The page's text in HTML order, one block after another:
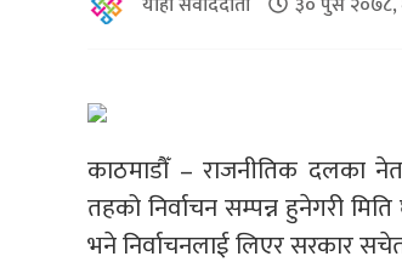
काठमाडौँ – राजनीतिक दलका
तहको निर्वाचन सम्पन्न हुनेगरी
भने निर्वाचनलाई लिएर सरकार